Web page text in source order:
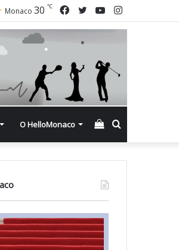
Instagram
YouTube
Twitter
Facebook
Monaco 30 ℃
О HelloMonaco Смотреть
корзину